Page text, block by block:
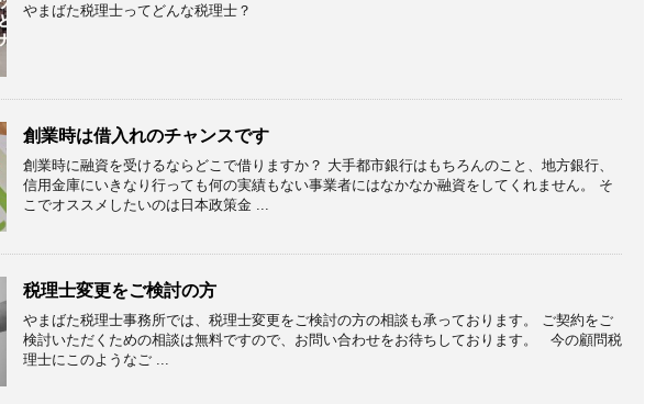
やまばた税理士ってどんな税理士？
創業時は借入れのチャンスです
創業時に融資を受けるならどこで借りますか？ 大手都市銀行はもちろんのこと、地方銀行、
信用金庫にいきなり行っても何の実績もない事業者にはなかなか融資をしてくれません。 そ
こでオススメしたいのは日本政策金 ...
税理士変更をご検討の方
やまばた税理士事務所では、税理士変更をご検討の方の相談も承っております。 ご契約をご
検討いただくための相談は無料ですので、お問い合わせをお待ちしております。 今の顧問税
理士にこのようなご ...